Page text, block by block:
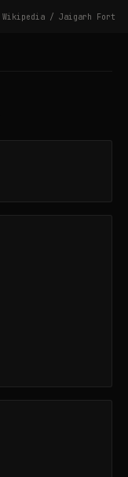
Wikipedia / Jaigarh Fort